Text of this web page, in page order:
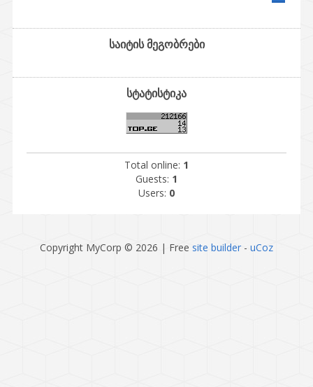
საიტის მეგობრები
სტატისტიკა
Total online: 1
Guests: 1
Users: 0
Copyright MyCorp © 2026 | Free site builder- uCoz